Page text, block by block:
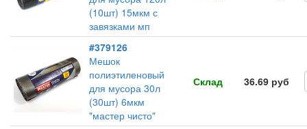
(10шт) 15мкм с
завязками мп
#379126
Мешок
полиэтиленовый
для мусора 30л
(30шт) 6мкм
"мастер чисто"
Склад 36.69 руб